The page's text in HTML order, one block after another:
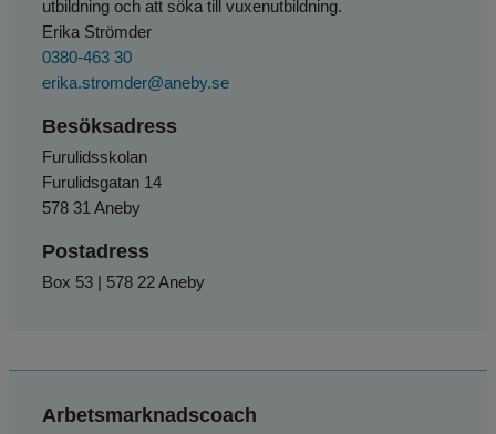
utbildning och att söka till vuxenutbildning.
Erika Strömder
0380-463 30
erika.stromder@aneby.se
Besöksadress
Furulidsskolan
Furulidsgatan 14
578 31 Aneby
Postadress
Box 53 | 578 22 Aneby
Arbetsmarknadscoach